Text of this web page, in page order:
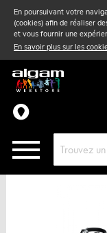
En poursuivant votre
(cookies) afin de réaliser
et vous fournir une
En savoir plus sur les
Vent& Violon
Accessoires
Pièces